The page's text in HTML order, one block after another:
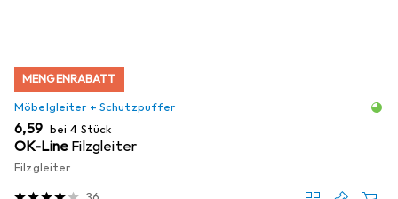
MENGENRABATT
Möbelgleiter + Schutzpuffer
EUR
6,59 bei 4 Stück
OK-Line Filzgleiter
Filzgleiter